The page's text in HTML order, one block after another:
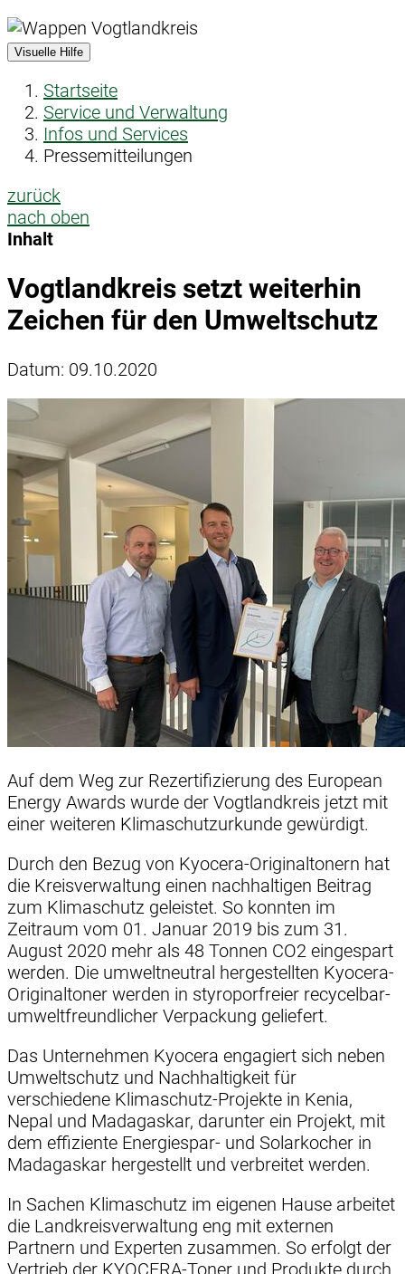
Visuelle Hilfe
Startseite
Service und Verwaltung
Infos und Services
Pressemitteilungen
zurück
nach oben
Inhalt
Vogtlandkreis setzt weiterhin
Zeichen für den Umweltschutz
Datum: 09.10.2020
Auf dem Weg zur Rezertifizierung des European
Energy Awards wurde der Vogtlandkreis jetzt mit
einer weiteren Klimaschutzurkunde gewürdigt.
Durch den Bezug von Kyocera-Originaltonern hat
die Kreisverwaltung einen nachhaltigen Beitrag
zum Klimaschutz geleistet. So konnten im
Zeitraum vom 01. Januar 2019 bis zum 31.
August 2020 mehr als 48 Tonnen CO2 eingespart
werden. Die umweltneutral hergestellten Kyocera-
Originaltoner werden in styroporfreier recycelbar-
umweltfreundlicher Verpackung geliefert.
Das Unternehmen Kyocera engagiert sich neben
Umweltschutz und Nachhaltigkeit für
verschiedene Klimaschutz-Projekte in Kenia,
Nepal und Madagaskar, darunter ein Projekt, mit
dem effiziente Energiespar- und Solarkocher in
Madagaskar hergestellt und verbreitet werden.
In Sachen Klimaschutz im eigenen Hause arbeitet
die Landkreisverwaltung eng mit externen
Partnern und Experten zusammen. So erfolgt der
Vertrieb der KYOCERA-Toner und Produkte durch